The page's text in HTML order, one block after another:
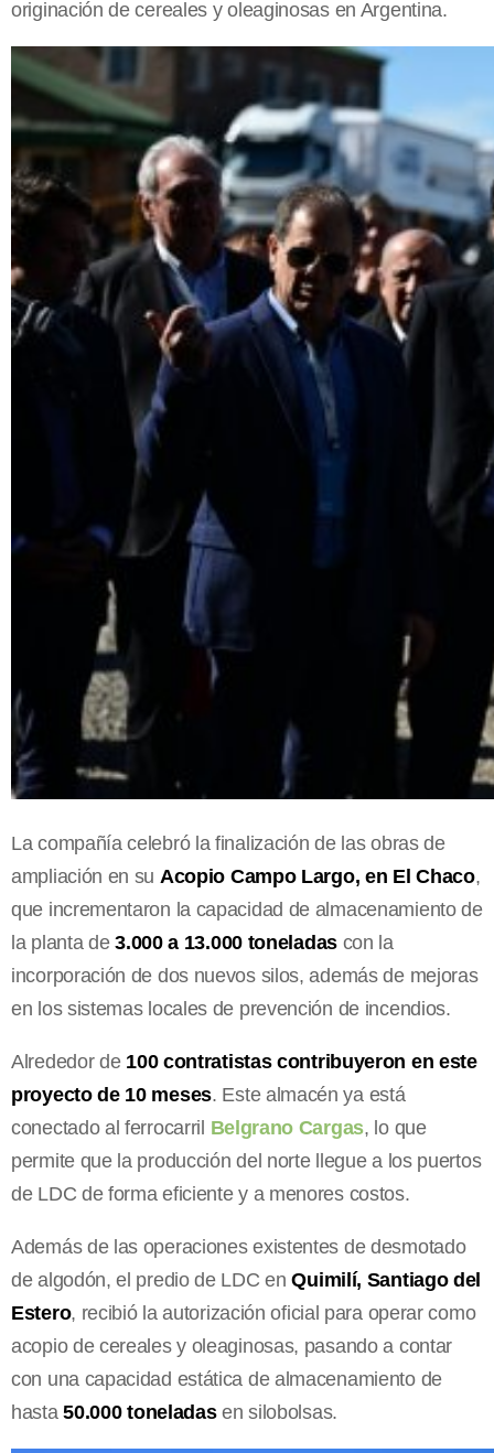
originación de cereales y oleaginosas en Argentina.
La compañía celebró la finalización de las obras de
ampliación en su Acopio Campo Largo, en El Chaco,
que incrementaron la capacidad de almacenamiento de
la planta de3.000 a 13.000 toneladascon la
incorporación de dos nuevos silos, además de mejoras
en los sistemas locales de prevención de incendios.
Alrededor de 100 contratistas contribuyeron en este
proyecto de 10 meses. Este almacén ya está
conectado al ferrocarril Belgrano Cargas, lo que
permite que la producción del norte llegue a los puertos
de LDC de forma eficiente y a menores costos.
Además de las operaciones existentes de desmotado
de algodón, el predio de LDC enQuimilí, Santiago del
Estero, recibió la autorización oficial para operar como
acopio de cereales y oleaginosas, pasando a contar
con una capacidad estática de almacenamiento de
hasta50.000 toneladasen silobolsas.